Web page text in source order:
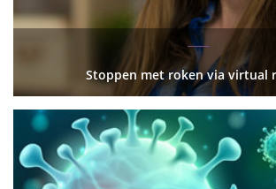
Stoppen met roken via virtual